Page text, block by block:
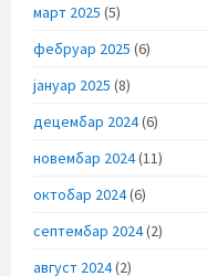
март 2025 (5)
фебруар 2025 (6)
јануар 2025 (8)
децембар 2024(6)
новембар 2024(11)
октобар 2024(6)
септембар 2024(2)
август 2024(2)